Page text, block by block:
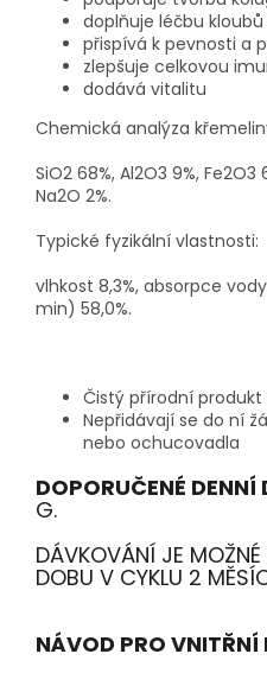
doplňuje léčbu
přispívá k pevnosti a
zlepšuje celkovou
dodává vitalitu
Chemická analýza
SiO2 68%, Al2O3 9%, Fe2O3
Na2O 2%.
Typické fyzikální vlastnosti:
vlhkost 8,3%, absorpce
min) 58,0%.
Čistý přírodní produkt
Nepřidávají se do ní
nebo ochucovadla
DOPORUČENÉ
G.
DÁVKOVÁNÍ JE MOŽNÉ
DOBU V CYKLU 2
NÁVOD PRO VNITŘNÍ